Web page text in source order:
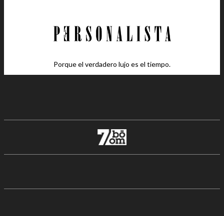
Porque el verdadero lujo es el tiempo.